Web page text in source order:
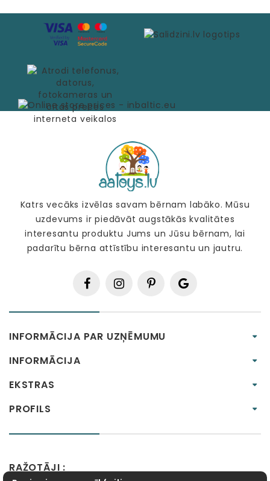
Katrs vecāks izvēlas savam bērnam labāko. Mūsu
uzdevums ir piedāvāt augstākās kvalitātes
interesantu produktu Jums un Jūsu bērnam, lai
padarītu bērna attīstību interesantu un jautru.
INFORMĀCIJA PAR UZŅĒMUMU
INFORMĀCIJA
EKSTRAS
PROFILS
RAŽOTĀJI :